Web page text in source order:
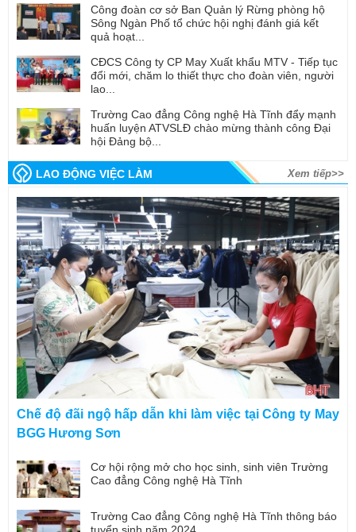
Công đoàn cơ sở Ban Quản lý Rừng phòng hộ
Sông Ngàn Phố tổ chức hội nghị đánh giá kết
quả hoạt...
CĐCS Công ty CP May Xuất khẩu MTV - Tiếp tục
đổi mới, chăm lo thiết thực cho đoàn viên, người
lao...
Trường Cao đẳng Công nghệ Hà Tĩnh đẩy mạnh
huấn luyện ATVSLĐ chào mừng thành công Đại
hội Đảng bộ...
LAO ĐỘNG VIỆC LÀM Xem tiếp>>
Chế độ đãi ngộ hấp dẫn khi làm việc tại Công ty May
BGG Hương Sơn
Cơ hội rộng mở cho học sinh, sinh viên Trường
Cao đẳng Công nghệ Hà Tĩnh
Trường Cao đẳng Công nghệ Hà Tĩnh thông báo
tuyển sinh năm 2024